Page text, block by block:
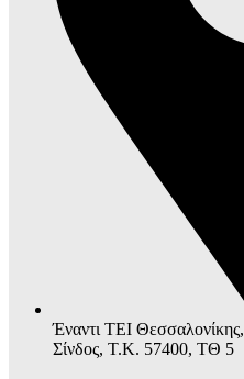
Έναντι ΤΕΙ Θεσσαλονίκης,
Σίνδος, Τ.Κ. 57400, ΤΘ 5